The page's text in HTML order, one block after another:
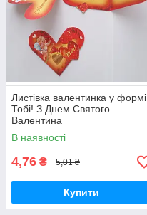
Листівка валентинка у формі
Тобі! З Днем Святого
Валентина
В наявності
4,76 ₴ 5,01 ₴
Купити